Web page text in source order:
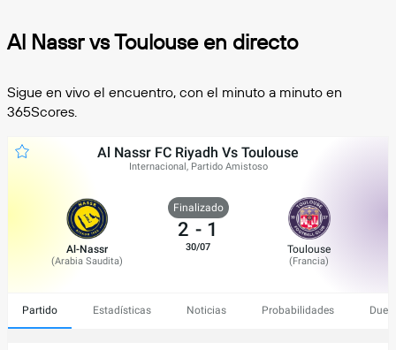
Al Nassr vs Toulouse en directo
Sigue en vivo el encuentro, con el minuto a minuto en
365Scores.
Al Nassr FC Riyadh Vs Toulouse
Internacional, Partido Amistoso
Al-Nassr
(Arabia Saudita)
Finalizado
2 - 1
30/07 Toulouse
( Francia)
Partido Estadísticas Noticias Probabilidades